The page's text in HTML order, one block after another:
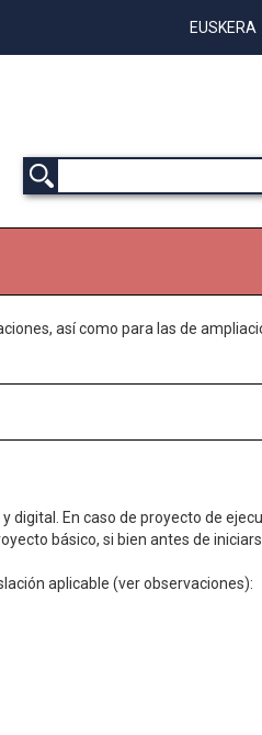
EUSKERA
así como para las de
En caso de proyecto de
básico, si bien antes de
aplicable (ver observaciones):